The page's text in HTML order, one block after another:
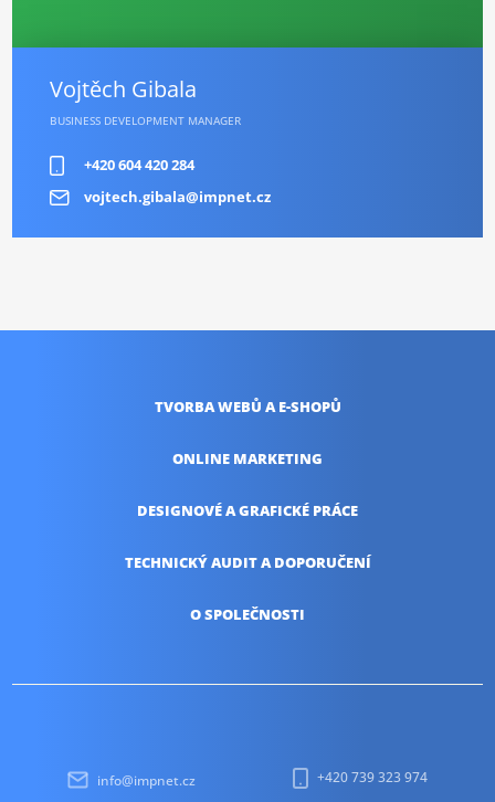
Vojtěch Gibala
BUSINESS DEVELOPMENT MANAGER
+420 604 420 284
vojtech.gibala@impnet.cz
TVORBA WEBŮ A E-SHOPŮ
ONLINE MARKETING
DESIGNOVÉ AGRAFICKÉ PRÁCE
TECHNICKÝ AUDITA DOPORUČENÍ
O SPOLEČNOSTI
info@impnet.cz +420 739 323 974